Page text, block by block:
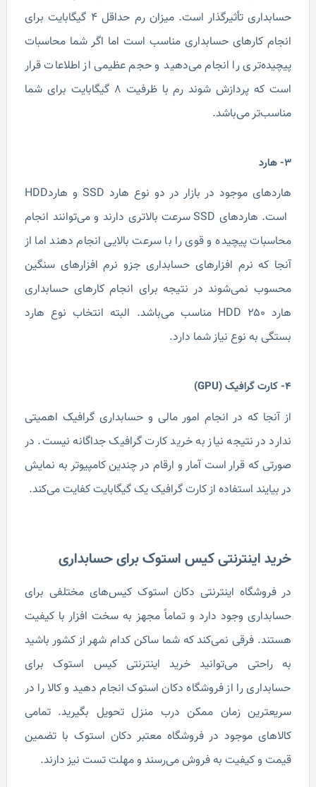
حسابداری تأثیرگذار است. میزان رم حداقل ۴ گیگابایت برای
انجام کارهای حسابداری مناسب است اما اگر شما محاسبات
پیچیده‌تری را انجام می‌دهید و حجم عظیمی از اطلاعات قرار
است که پردازش شوند رم با ظرفیت ۸ گیگابایت برای شما
مناسب‌تر می‌باشد.
3- هارد
هاردهای موجود در بازار در دو نوع هارد SSD و هاردHDD
است. هاردهای SSD سرعت بالاتری دارند و می‌توانند انجام
محاسبات پیچیده و قوی را با سرعت بالایی انجام دهند اما از
آنجا که نرم افزارهای حسابداری جزو نرم افزارهای سنگین
محسوب نمی‌شوند در نتیجه برای انجام کارهای حسابداری
هارد ۲۵۰ HDD مناسب می‌باشد. البته انتخاب نوع هارد
بستگی به نوع نیاز شما دارد.
4- کارت گرافیک (GPU)
از آنجا که در انجام امور مالی و حسابداری گرافیک اهمیتی
ندارد در نتیجه نیاز به خرید کارت گرافیک جداگانه نیست. در
صورتی که قرار است آمار و ارقام در چندین کامپیوتر به نمایش
در بیایند استفاده از کارت گرافیک یک گیگابایت کفایت می‌کند.
خرید اینترنتی کیس استوک برای حسابداری
در فروشگاه اینترنتی دکان استوک کیس‌های مختلفی برای
حسابداری وجود دارد و تماماً مجهز به سخت افزار با کیفیت
هستند. فرقی نمی‌کند که شما ساکن کدام شهر از کشور باشید
به راحتی می‌توانید خرید اینترنتی کیس استوک برای
حسابداری را از فروشگاه دکان استوک انجام دهید و کالا را در
سریعترین زمان ممکن درب منزل تحویل بگیرید. تمامی
کالاهای موجود در فروشگاه معتبر دکان استوک با تضمین
قیمت و کیفیت به فروش می‌رسند و مهلت تست نیز دارند.